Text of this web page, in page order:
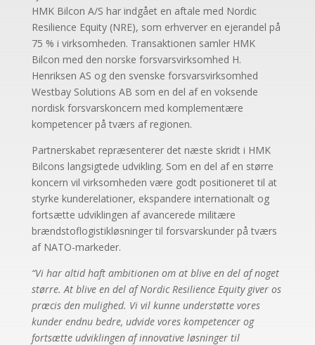
HMK Bilcon A/S har indgået en aftale med Nordic
Resilience Equity (NRE), som erhverver en ejerandel på
75 % i virksomheden. Transaktionen samler HMK
Bilcon med den norske forsvarsvirksomhed H.
Henriksen AS og den svenske forsvarsvirksomhed
Westbay Solutions AB som en del af en voksende
nordisk forsvarskoncern med komplementære
kompetencer på tværs af regionen.
Partnerskabet repræsenterer det næste skridt i HMK
Bilcons langsigtede udvikling. Som en del af en større
koncern vil virksomheden være godt positioneret til at
styrke kunderelationer, ekspandere internationalt og
fortsætte udviklingen af avancerede militære
brændstoflogistikløsninger til forsvarskunder på tværs
af NATO-markeder.
“Vi har altid haft ambitionen om at blive en del af noget
større. At blive en del af Nordic Resilience Equity giver os
præcis den mulighed. Vi vil kunne understøtte vores
kunder endnu bedre, udvide vores kompetencer og
fortsætte udviklingen af innovative løsninger til